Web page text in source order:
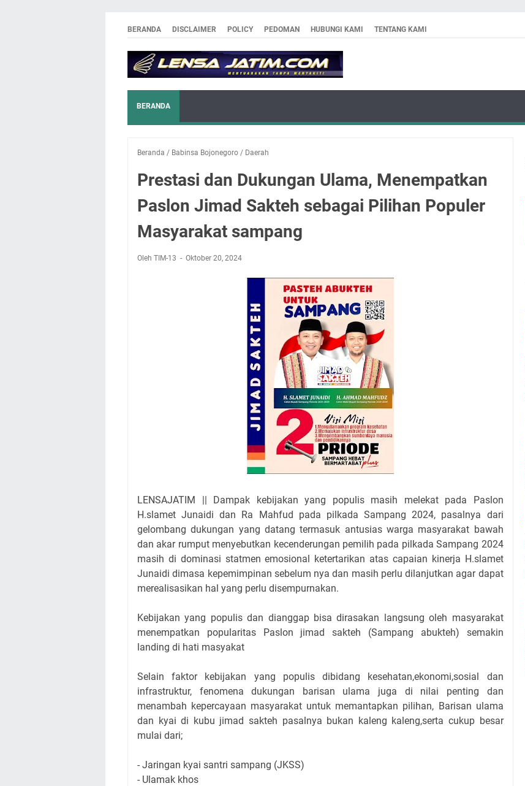
BERANDA DISCLAIMER POLICY PEDOMAN HUBUNGI KAMI TENTANG KAMI
BERANDA
Beranda / Babinsa Bojonegoro / Daerah
Prestasi dan Dukungan Ulama, Menempatkan
Paslon Jimad Sakteh sebagai Pilihan Populer
Masyarakat sampang
Oleh TIM-13 Oktober 20, 2024
LENSAJATIM || Dampak kebijakan yang populis masih melekat pada Paslon
H.slamet Junaidi dan Ra Mahfud pada pilkada Sampang 2024, pasalnya dari
gelombang dukungan yang datang termasuk antusias warga masyarakat bawah
dan akar rumput menyebutkan kecenderungan pemilih pada pilkada Sampang 2024
masih di dominasi statmen emosional ketertarikan atas capaian kinerja H.slamet
Junaidi dimasa kepemimpinan sebelum nya dan masih perlu dilanjutkan agar dapat
merealisasikan hal yang perlu disempurnakan.
Kebijakan yang populis dan dianggap bisa dirasakan langsung oleh masyarakat
menempatkan popularitas Paslon jimad sakteh (Sampang abukteh) semakin
landing di hati masyakat
Selain faktor kebijakan yang populis dibidang kesehatan,ekonomi,sosial dan
infrastruktur, fenomena dukungan barisan ulama juga di nilai penting dan
menambah kepercayaan masyarakat untuk memantapkan pilihan, Barisan ulama
dan kyai di kubu jimad sakteh pasalnya bukan kaleng kaleng,serta cukup besar
mulai dari;
- Jaringan kyai santri sampang (JKSS)
- Ulamak khos